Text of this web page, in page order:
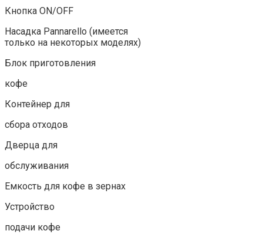
Кнопка ON/OFF
Насадка Pannarello (имеется
только на некоторых моделях)
Блок приготовления
кофе
Контейнер для
сбора отходов
Дверца для
обслуживания
Емкость для кофе в зернах
Устройство
подачи кофе